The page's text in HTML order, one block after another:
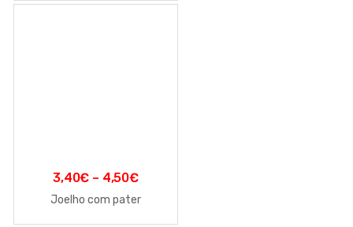
3,40€ – 4,50€
Joelho com pater